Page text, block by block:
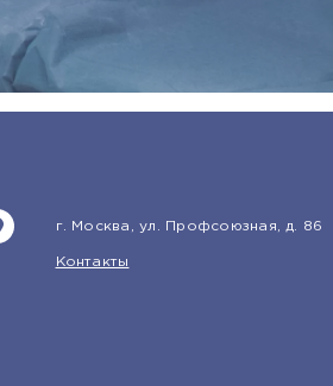
г. Москва, ул. Профсоюзная, д. 86
Контакты